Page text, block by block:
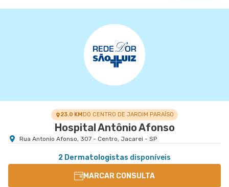
23.0 KMDO CENTRO DE JARDIM PARAÍSO
Hospital Antônio Afonso
Rua Antonio Afonso, 307 - Centro, Jacarei - SP
2 Dermatologistas disponíveis
MARCAR CONSULTA